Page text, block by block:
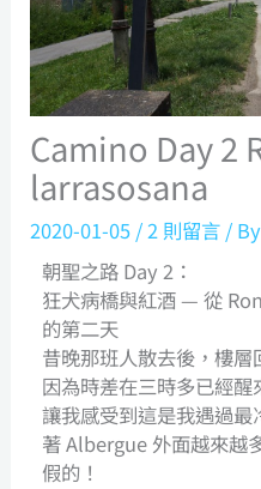
Camino Day 2
larrasosana
2020-01-05 /2 則留言 /
朝聖之路 Day 2：
狂犬病橋與紅酒 — 從
的第二天
昔晚那班人散去後，樓
因為時差在三時多已經
讓我感受到這是我遇過
著 Albergue 外面越來越
假的！